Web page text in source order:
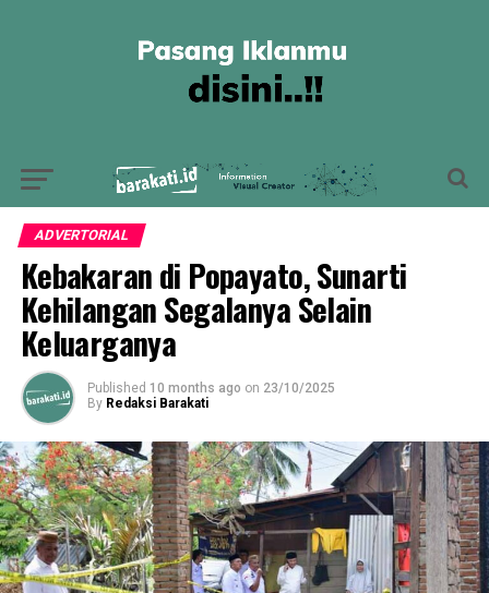
ADVERTORIAL
Kebakaran di Popayato, Sunarti
Kehilangan Segalanya Selain
Keluarganya
Published 10 months ago on 23/10/2025
By Redaksi Barakati